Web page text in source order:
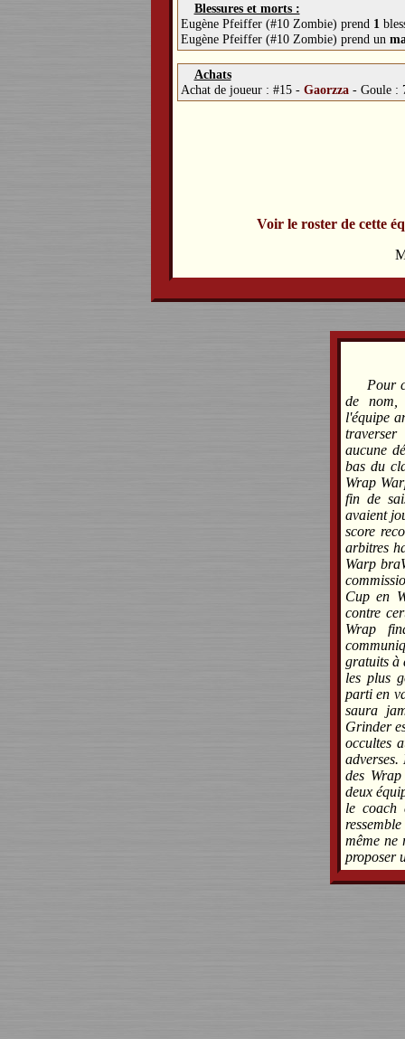
Blessures et morts :
Eugène Pfeiffer (#10 Zombie) prend 1
Eugène Pfeiffer (#10 Zombie) prend un
Achats
Achat de joueur :#15 -Gaorzza -Goule :
Voir le roster de cette
Pour
de nom,
l'équipe
traverser
aucune
bas du
Wrap
fin de
avaient
score
arbitres
Warp
Cup en
contre
Wrap
gratuits à
les plus
parti en
saura
Grinder
occultes
des
deux
le coach
même ne
proposer